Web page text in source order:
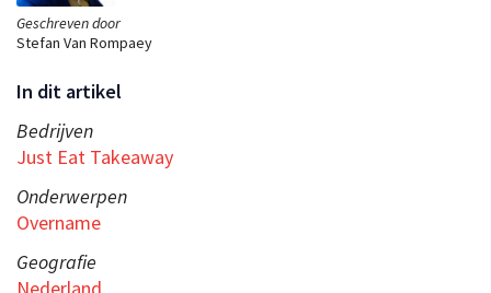
Geschreven door
Stefan Van Rompaey
In dit artikel
Bedrijven
Just Eat Takeaway
Onderwerpen
Overname
Geografie
Nederland